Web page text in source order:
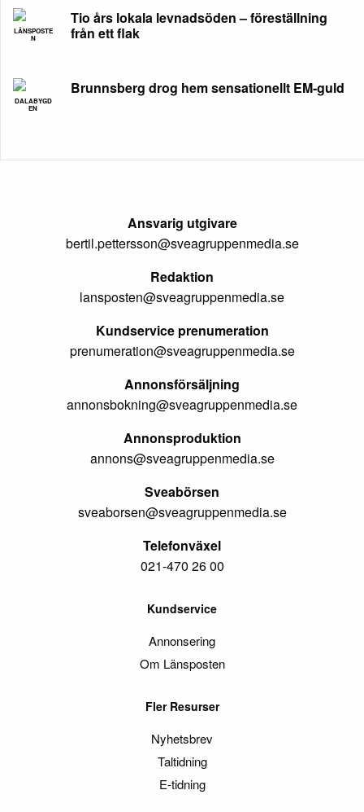
LÄNSPOSTE
N
Tio års lokala levnadsöden – föreställning
från ett flak
DALABYGD
EN
Brunnsberg drog hem sensationellt EM-guld
Ansvarig utgivare
bertil.pettersson@sveagruppenmedia.se
Redaktion
lansposten@sveagruppenmedia.se
Kundservice prenumeration
prenumeration@sveagruppenmedia.se
Annonsförsäljning
annonsbokning@sveagruppenmedia.se
Annonsproduktion
annons@sveagruppenmedia.se
Sveabörsen
sveaborsen@sveagruppenmedia.se
Telefonväxel
021-470 26 00
Kundservice
Annonsering
Om Länsposten
Fler Resurser
Nyhetsbrev
Taltidning
E-tidning